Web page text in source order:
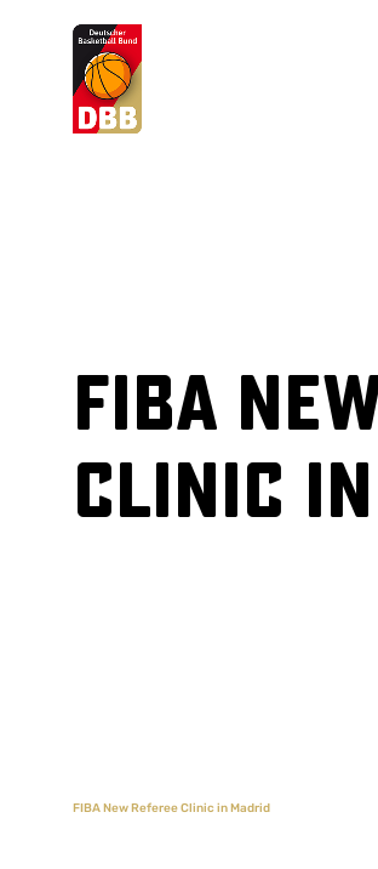
Suchvorschläge
FIBA
Clinic
FIBA New Referee Clinic in Madrid